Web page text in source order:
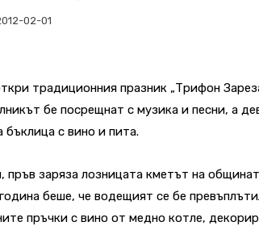
02-01
традиционния празник „Трифон
бе посрещнат с музика и песни, а
бъклица с вино и пита.
пръв заряза лозницата кметът на
беше, че водещият се бе
пръчки с вино от медно котле,